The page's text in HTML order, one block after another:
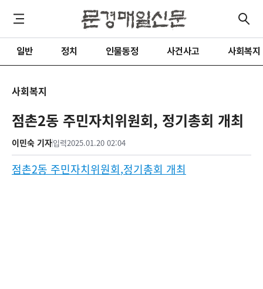
일반 정치 인물동정 사건사고 사회복지
사회복지
점촌2동 주민자치위원회, 정기총회 개최
이민숙 기자입력2025.01.20 02:04
점촌2동 주민자치위원회,정기총회 개최